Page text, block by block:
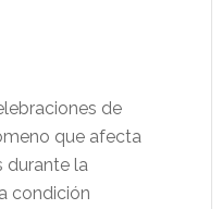
de
que afecta
durante la
condición